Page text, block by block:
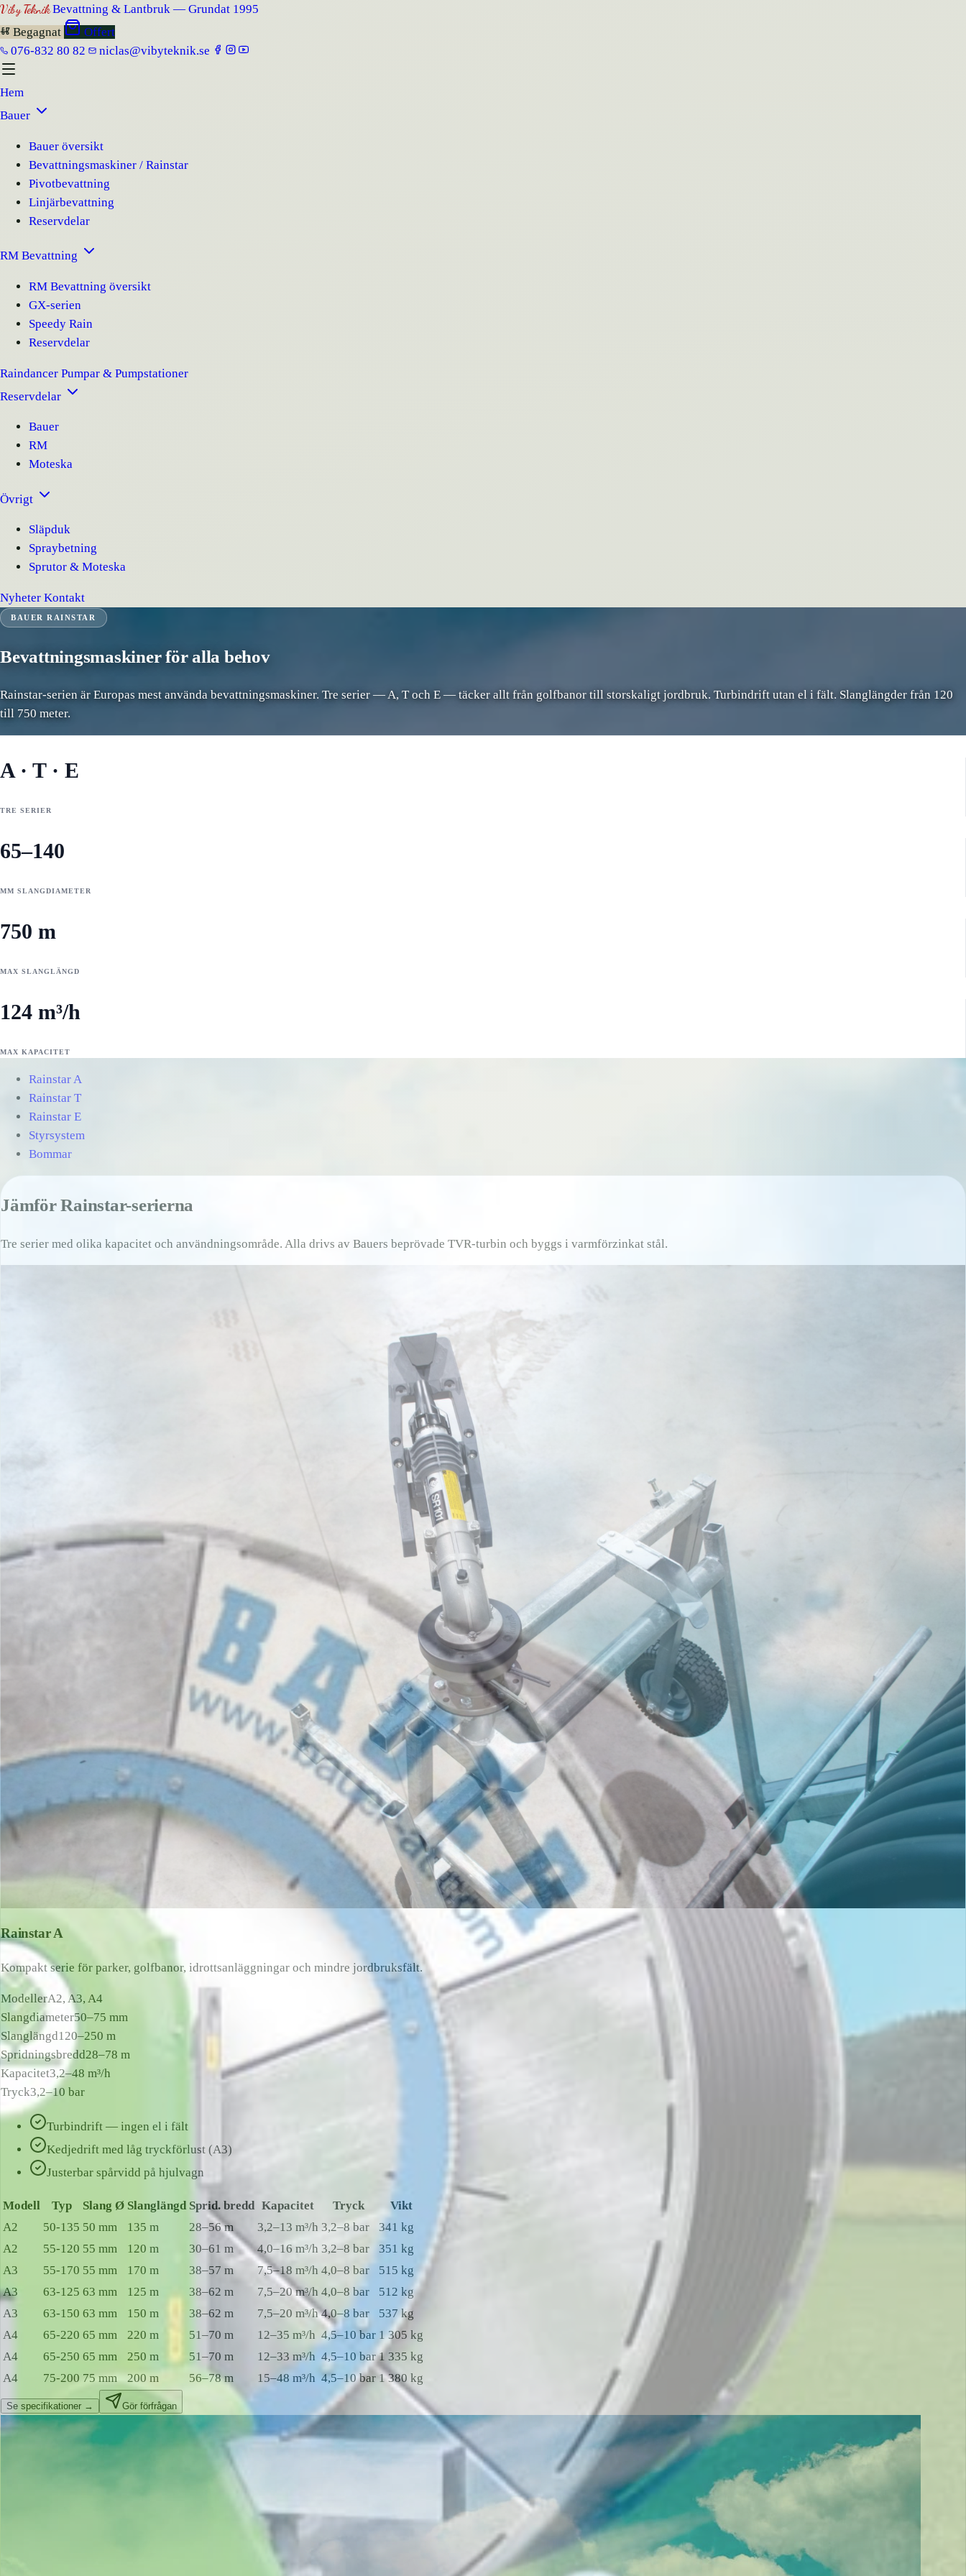
Viby TeknikBevattning & Lantbruk — Grundat 1995
Begagnat
Offert
076-832 80 82
niclas@vibyteknik.se
Hem
Bauer
Bauer översikt
Bevattningsmaskiner / Rainstar
Pivotbevattning
Linjärbevattning
Reservdelar
RM Bevattning
RM Bevattning översikt
GX-serien
Speedy Rain
Reservdelar
Raindancer Pumpar & Pumpstationer
Reservdelar
Bauer
RM
Moteska
Övrigt
Släpduk
Spraybetning
Sprutor & Moteska
Nyheter Kontakt
BAUER RAINSTAR
Bevattningsmaskiner för alla behov
Rainstar-serien är Europas mest använda bevattningsmaskiner. Tre serier — A, T och E — täcker allt från golfbanor till storskaligt jordbruk. Turbindrift utan el i fält. Slanglängder från 120
till 750 meter.
A · T · E
TRE SERIER
65–140
MM SLANGDIAMETER
750 m
MAX SLANGLÄNGD
124 m³/h
MAX KAPACITET
Rainstar A
Rainstar T
Rainstar E
Styrsystem
Bommar
Jämför Rainstar-serierna
Tre serier med olika kapacitet och användningsområde. Alla drivs av Bauers beprövade TVR-turbin och byggs i varmförzinkat stål.
Rainstar A
Kompakt serie för parker, golfbanor, idrottsanläggningar och mindre jordbruksfält.
ModellerA2, A3, A4
Slangdiameter50–75 mm
Slanglängd120–250 m
Spridningsbredd28–78 m
Kapacitet3,2–48 m³/h
Tryck3,2–10 bar
Turbindrift — ingen el i fält
Kedjedrift med låg tryckförlust (A3)
Justerbar spårvidd på hjulvagn
Modell Typ Slang Ø Slanglängd Sprid. bredd Kapacitet Tryck
Vikt
A2
50-135 50 mm 135 m 28–56 m 3,2–13 m³/h 3,2–8 bar
341 kg
A2
55-120 55 mm 120 m 30–61 m 4,0–16 m³/h 3,2–8 bar
351 kg
A3
55-170 55 mm 170 m 38–57 m 7,5–18 m³/h 4,0–8 bar
515 kg
A3
63-125 63 mm 125 m 38–62 m 7,5–20 m³/h 4,0–8 bar
512 kg
A3
63-150 63 mm 150 m 38–62 m 7,5–20 m³/h 4,0–8 bar
537 kg
A4
65-220 65 mm 220 m 51–70 m 12–35 m³/h 4,5–10 bar 1 305 kg
A4
65-250 65 mm 250 m 51–70 m 12–33 m³/h 4,5–10 bar 1 335 kg
A4
75-200 75 mm 200 m 56–78 m 15–48 m³/h 4,5–10 bar 1 380 kg
Se specifikationer → Gör förfrågan